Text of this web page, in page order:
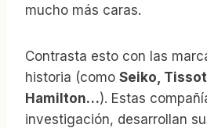
mucho más caras.
Contrasta esto con las
historia (como Seiko,
Hamilton…). Estas
investigación, desarrollan